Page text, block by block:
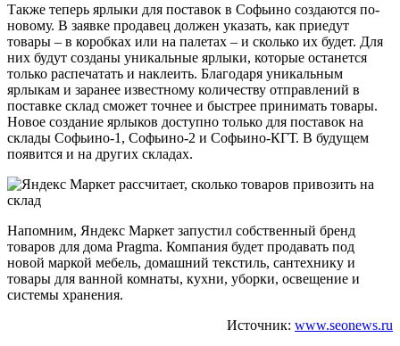
Также теперь ярлыки для поставок в Софьино создаются по-
новому. В заявке продавец должен указать, как приедут
товары – в коробках или на палетах – и сколько их будет. Для
них будут созданы уникальные ярлыки, которые останется
только распечатать и наклеить. Благодаря уникальным
ярлыкам и заранее известному количеству отправлений в
поставке склад сможет точнее и быстрее принимать товары.
Новое создание ярлыков доступно только для поставок на
склады Софьино-1, Софьино-2 и Софьино-КГТ. В будущем
появится и на других складах.
Напомним, Яндекс Маркет запустил собственный бренд
товаров для дома Pragma. Компания будет продавать под
новой маркой мебель, домашний текстиль, сантехнику и
товары для ванной комнаты, кухни, уборки, освещение и
системы хранения.
Источник: www.seonews.ru